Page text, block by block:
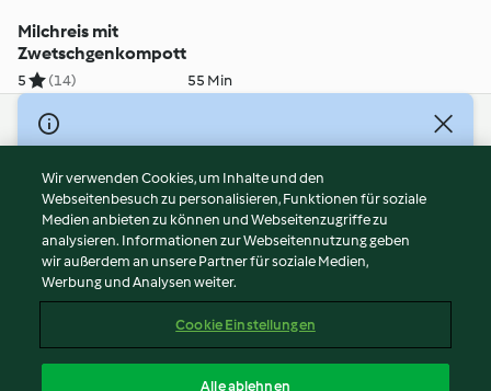
Milchreis mit
Zwetschgenkompott
5 (14) 55 Min
© Copyright 2026
Nutzungsbedingungen
Datenschutzrichtlinien
Disclaimer
Impressum
Cookies
Abo kündigen
Wir verwenden Cookies, um Inhalte und den
Webseitenbesuch zu personalisieren, Funktionen für soziale
Medien anbieten zu können und Webseitenzugriffe zu
analysieren. Informationen zur Webseitennutzung geben
wir außerdem an unsere Partner für soziale Medien,
Werbung und Analysen weiter.
Cookie Einstellungen
Alle ablehnen